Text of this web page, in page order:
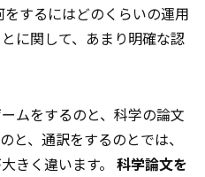
するにはどのくらいの運用
に関して、あまり明確な認
ムをするのと、科学の論文
と、通訳をするのとでは、
きく違います。 科学論文を